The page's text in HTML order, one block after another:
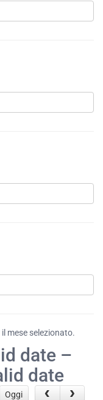
mese selezionato.
date –
date
Oggi